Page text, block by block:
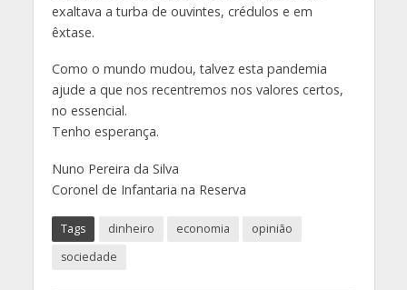
exaltava a turba de ouvintes, crédulos e em
êxtase.
Como o mundo mudou, talvez esta pandemia
ajude a que nos recentremos nos valores certos,
no essencial.
Tenho esperança.
Nuno Pereira da Silva
Coronel de Infantaria na Reserva
Tags dinheiro economia
opinião
sociedade